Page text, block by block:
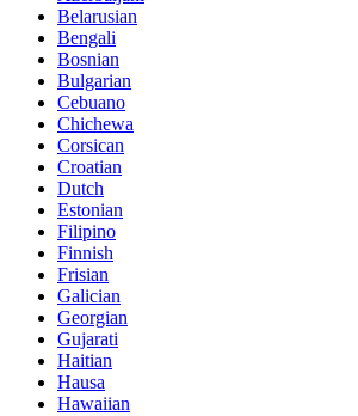
Belarusian
Bengali
Bosnian
Bulgarian
Cebuano
Chichewa
Corsican
Croatian
Dutch
Estonian
Filipino
Finnish
Frisian
Galician
Georgian
Gujarati
Haitian
Hausa
Hawaiian